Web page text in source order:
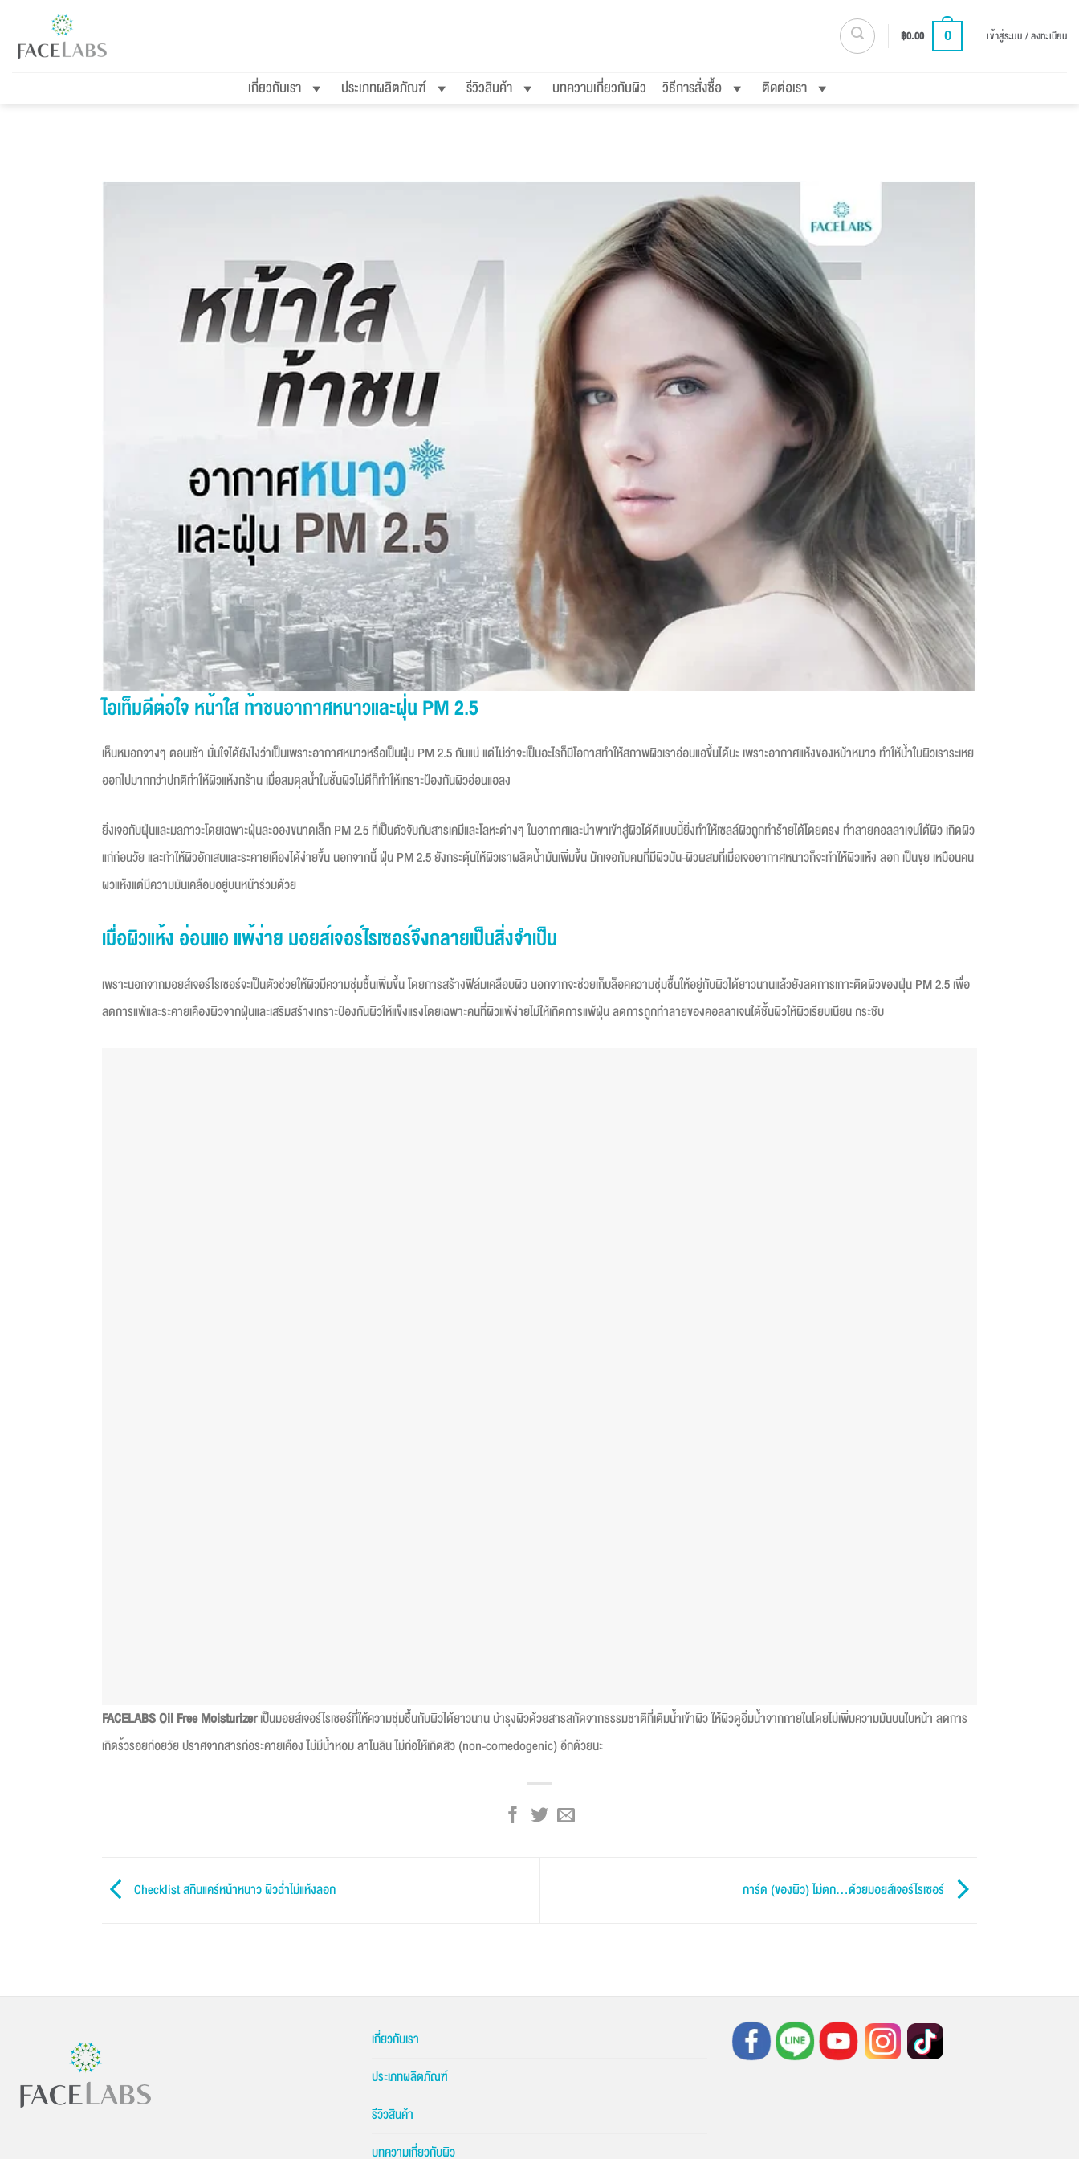
฿0.00 0 เข้าสู่ระบบ / ลงทะเบียน
เกี่ยวกับเรา ประเภทผลิตภัณฑ์ รีวิวสินค้า บทความเกี่ยวกับผิว วิธีการสั่งซื้อ ติดต่อเรา
ไอเท็มดีต่อใจ หน้าใส ท้าชนอากาศหนาวและฝุ่น PM 2.5
เห็นหมอกจางๆ ตอนเช้า มั่นใจได้ยังไงว่าเป็นเพราะอากาศหนาวหรือเป็นฝุ่น PM 2.5 กันแน่ แต่ไม่ว่าจะเป็นอะไรก็มีโอกาสทำให้สภาพผิวเราอ่อนแอขึ้นได้นะ เพราะอากาศแห้งของหน้าหนาว ทำให้น้ำในผิวเราระเหย
ออกไปมากกว่าปกติทำให้ผิวแห้งกร้าน เมื่อสมดุลน้ำในชั้นผิวไม่ดีก็ทำให้เกราะป้องกันผิวอ่อนแอลง
ยิ่งเจอกับฝุ่นและมลภาวะโดยเฉพาะฝุ่นละอองขนาดเล็ก PM 2.5 ที่เป็นตัวจับกับสารเคมีและโลหะต่างๆ ในอากาศและนำพาเข้าสู่ผิวได้ดีแบบนี้ยิ่งทำให้เซลล์ผิวถูกทำร้ายได้โดยตรง ทำลายคอลลาเจนใต้ผิว เกิดผิว
แก่ก่อนวัย และทำให้ผิวอักเสบและระคายเคืองได้ง่ายขึ้น นอกจากนี้ ฝุ่น PM 2.5 ยังกระตุ้นให้ผิวเราผลิตน้ำมันเพิ่มขึ้น มักเจอกับคนที่มีผิวมัน-ผิวผสมที่เมื่อเจออากาศหนาวก็จะทำให้ผิวแห้ง ลอก เป็นขุย เหมือนคน
ผิวแห้งแต่มีความมันเคลือบอยู่บนหน้าร่วมด้วย
เมื่อผิวแห้ง อ่อนแอ แพ้ง่าย มอยส์เจอร์ไรเซอร์จึงกลายเป็นสิ่งจำเป็น
เพราะนอกจากมอยส์เจอร์ไรเซอร์จะเป็นตัวช่วยให้ผิวมีความชุ่มชื้นเพิ่มขึ้น โดยการสร้างฟิล์มเคลือบผิว นอกจากจะช่วยเก็บล็อคความชุ่มชื้นให้อยู่กับผิวได้ยาวนานแล้วยังลดการเกาะติดผิวของฝุ่น PM 2.5 เพื่อ
ลดการแพ้และระคายเคืองผิวจากฝุ่นและเสริมสร้างเกราะป้องกันผิวให้แข็งแรงโดยเฉพาะคนที่ผิวแพ้ง่ายไม่ให้เกิดการแพ้ฝุ่น ลดการถูกทำลายของคอลลาเจนใต้ชั้นผิวให้ผิวเรียบเนียน กระชับ
FACELABS Oil Free Moisturizerเป็นมอยส์เจอร์ไรเซอร์ที่ให้ความชุ่มชื้นกับผิวได้ยาวนาน บำรุงผิวด้วยสารสกัดจากธรรมชาติที่เติมน้ำเข้าผิว ให้ผิวดูอิ่มน้ำจากภายในโดยไม่เพิ่มความมันบนใบหน้า ลดการ
เกิดริ้วรอยก่อยวัย ปราศจากสารก่อระคายเคือง ไม่มีน้ำหอม ลาโนลิน ไม่ก่อให้เกิดสิว (non-comedogenic) อีกด้วยนะ
Checklist สกินแคร์หน้าหนาว ผิวฉ่ำไม่แห้งลอก การ์ด (ของผิว) ไม่ตก…ด้วยมอยส์เจอร์ไรเซอร์
เกี่ยวกับเรา
ประเภทผลิตภัณฑ์
รีวิวสินค้า
บทความเกี่ยวกับผิว